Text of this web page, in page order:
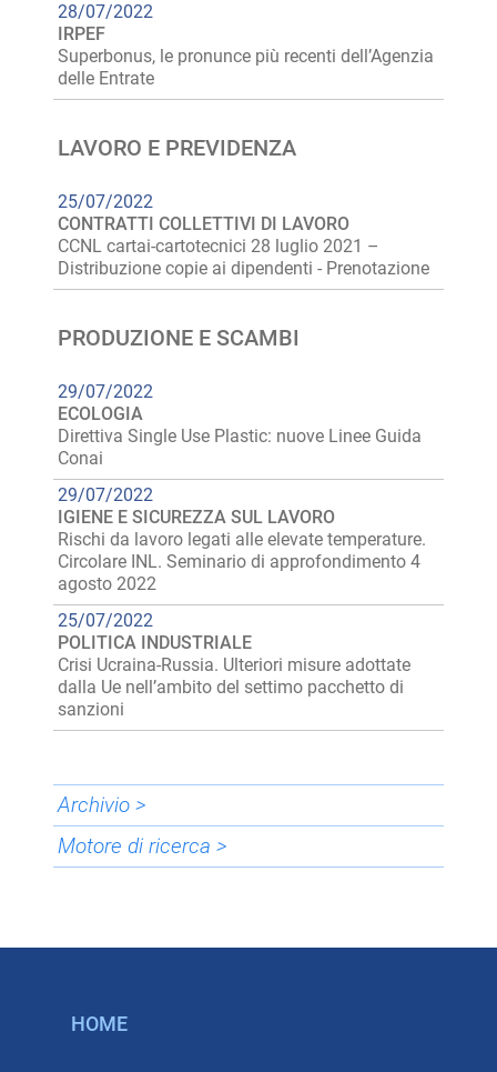
28/07/2022
IRPEF
Superbonus, le pronunce più recenti dell’Agenzia
delle Entrate
LAVORO E PREVIDENZA
25/07/2022
CONTRATTI COLLETTIVI DI LAVORO
CCNL cartai-cartotecnici 28 luglio 2021 –
Distribuzione copie ai dipendenti - Prenotazione
PRODUZIONE E SCAMBI
29/07/2022
ECOLOGIA
Direttiva Single Use Plastic: nuove Linee Guida
Conai
29/07/2022
IGIENE E SICUREZZA SUL LAVORO
Rischi da lavoro legati alle elevate temperature.
Circolare INL. Seminario di approfondimento 4
agosto 2022
25/07/2022
POLITICA INDUSTRIALE
Crisi Ucraina-Russia. Ulteriori misure adottate
dalla Ue nell’ambito del settimo pacchetto di
sanzioni
Archivio >
Motore di ricerca >
HOME